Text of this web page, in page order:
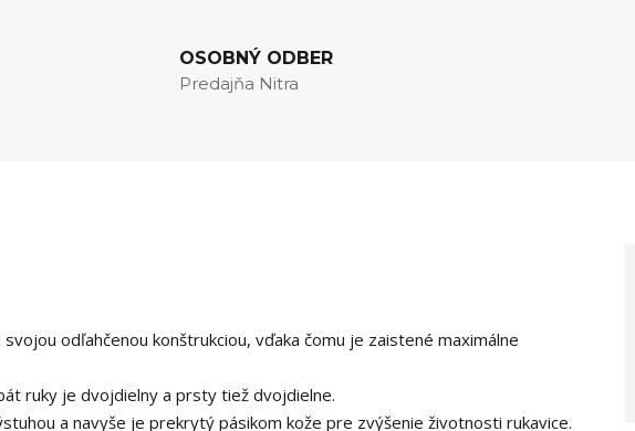
OSOBNÝ ODBER
Predajňa Nitra
odľahčenou konštrukciou, vďaka čomu je zaistené maximálne
ruky je dvojdielny a prsty tiež dvojdielne.
a navyše je prekrytý pásikom kože pre zvýšenie životnosti rukavice.